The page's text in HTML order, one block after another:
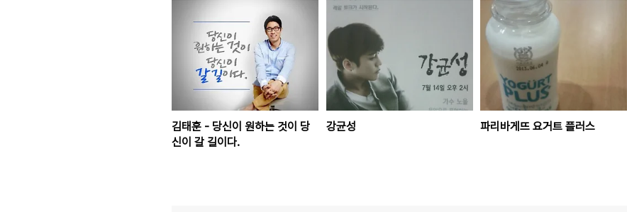
김태훈 - 당신이 원하는 것이 당
신이 갈 길이다.
강균성 파리바게뜨 요거트 플러스